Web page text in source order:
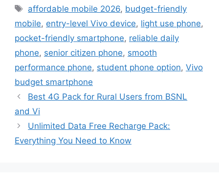
Tags
affordable mobile 2026, budget-friendly
mobile, entry-level Vivo device, light use phone,
pocket-friendly smartphone, reliable daily
phone, senior citizen phone, smooth
performance phone, student phone option, Vivo
budget smartphone
Best 4G Pack for Rural Users from BSNL
and Vi
Unlimited Data Free Recharge Pack:
Everything You Need to Know